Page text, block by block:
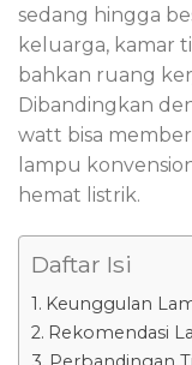
sedang hingga
keluarga, kamar
bahkan ruang
Dibandingkan
watt bisa
lampu
hemat listrik.
Daftar Isi
Keunggulan
Rekomendasi